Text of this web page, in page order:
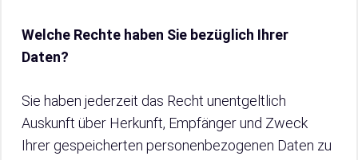
Welche Rechte haben Sie bezüglich Ihrer
Daten?
Sie haben jederzeit das Recht unentgeltlich
Auskunft über Herkunft, Empfänger und Zweck
Ihrer gespeicherten personenbezogenen Daten zu